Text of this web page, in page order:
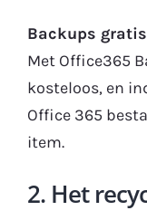
Backups
Met Office365
kosteloos, en
Office 365
item.
2. Het